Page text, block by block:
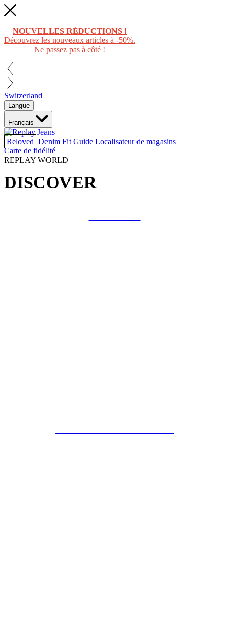
NOUVELLES RÉDUCTIONS !
Découvrez les nouveaux articles à -50%.
Ne passez pas à côté !
Switzerland
Langue
Français
Reloved Denim Fit Guide Localisateur de magasins
Carte de fidélité
REPLAY WORLD
DISCOVER